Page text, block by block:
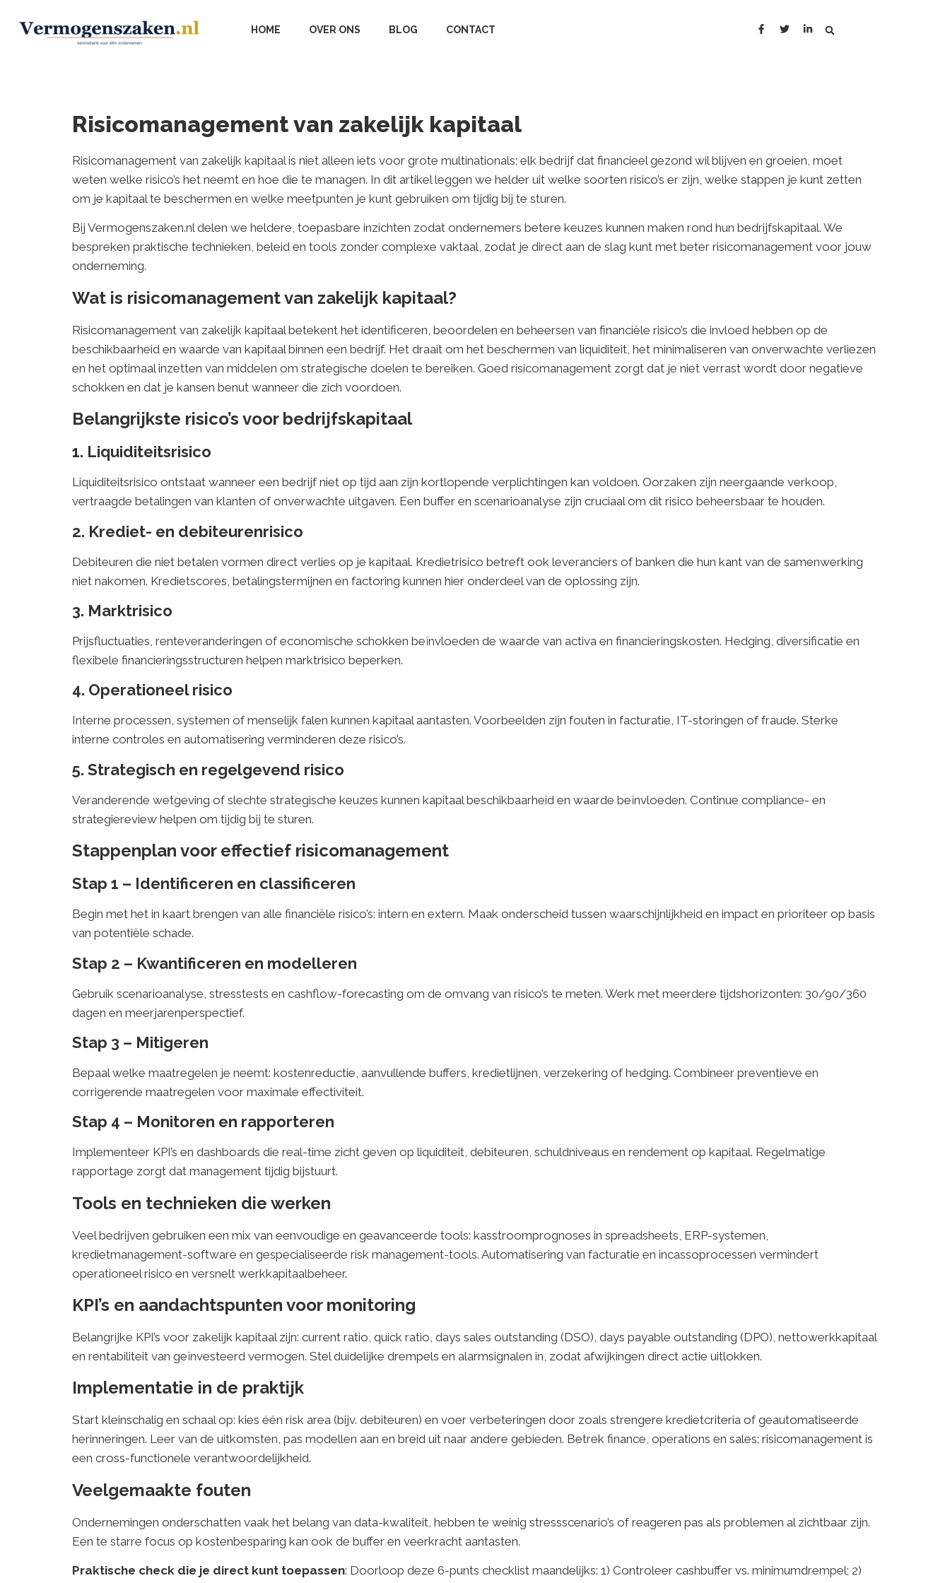
HOME OVER ONS BLOG CONTACT
Risicomanagement van zakelijk kapitaal
Risicomanagement van zakelijk kapitaal is niet alleen iets voor grote multinationals; elk bedrijf dat financieel gezond wil blijven en groeien, moet
weten welke risico’s het neemt en hoe die te managen. In dit artikel leggen we helder uit welke soorten risico’s er zijn, welke stappen je kunt zetten
om je kapitaal te beschermen en welke meetpunten je kunt gebruiken om tijdig bij te sturen.
Bij Vermogenszaken.nl delen we heldere, toepasbare inzichten zodat ondernemers betere keuzes kunnen maken rond hun bedrijfskapitaal. We
bespreken praktische technieken, beleid en tools zonder complexe vaktaal, zodat je direct aan de slag kunt met beter risicomanagement voor jouw
onderneming.
Wat is risicomanagement van zakelijk kapitaal?
Risicomanagement van zakelijk kapitaal betekent het identificeren, beoordelen en beheersen van financiële risico’s die invloed hebben op de
beschikbaarheid en waarde van kapitaal binnen een bedrijf. Het draait om het beschermen van liquiditeit, het minimaliseren van onverwachte verliezen
en het optimaal inzetten van middelen om strategische doelen te bereiken. Goed risicomanagement zorgt dat je niet verrast wordt door negatieve
schokken en dat je kansen benut wanneer die zich voordoen.
Belangrijkste risico’s voor bedrijfskapitaal
1. Liquiditeitsrisico
Liquiditeitsrisico ontstaat wanneer een bedrijf niet op tijd aan zijn kortlopende verplichtingen kan voldoen. Oorzaken zijn neergaande verkoop,
vertraagde betalingen van klanten of onverwachte uitgaven. Een buffer en scenarioanalyse zijn cruciaal om dit risico beheersbaar te houden.
2. Krediet- en debiteurenrisico
Debiteuren die niet betalen vormen direct verlies op je kapitaal. Kredietrisico betreft ook leveranciers of banken die hun kant van de samenwerking
niet nakomen. Kredietscores, betalingstermijnen en factoring kunnen hier onderdeel van de oplossing zijn.
3. Marktrisico
Prijsfluctuaties, renteveranderingen of economische schokken beïnvloeden de waarde van activa en financieringskosten. Hedging, diversificatie en
flexibele financieringsstructuren helpen marktrisico beperken.
4. Operationeel risico
Interne processen, systemen of menselijk falen kunnen kapitaal aantasten. Voorbeelden zijn fouten in facturatie, IT-storingen of fraude. Sterke
interne controles en automatisering verminderen deze risico’s.
5. Strategisch en regelgevend risico
Veranderende wetgeving of slechte strategische keuzes kunnen kapitaal beschikbaarheid en waarde beïnvloeden. Continue compliance- en
strategiereview helpen om tijdig bij te sturen.
Stappenplan voor effectief risicomanagement
Stap 1 – Identificeren en classificeren
Begin met het in kaart brengen van alle financiële risico’s: intern en extern. Maak onderscheid tussen waarschijnlijkheid en impact en prioriteer op basis
van potentiële schade.
Stap 2 – Kwantificeren en modelleren
Gebruik scenarioanalyse, stresstests en cashflow-forecasting om de omvang van risico’s te meten. Werk met meerdere tijdshorizonten: 30/90/360
dagen en meerjarenperspectief.
Stap 3 – Mitigeren
Bepaal welke maatregelen je neemt: kostenreductie, aanvullende buffers, kredietlijnen, verzekering of hedging. Combineer preventieve en
corrigerende maatregelen voor maximale effectiviteit.
Stap 4 – Monitoren en rapporteren
Implementeer KPI’s en dashboards die real-time zicht geven op liquiditeit, debiteuren, schuldniveaus en rendement op kapitaal. Regelmatige
rapportage zorgt dat management tijdig bijstuurt.
Tools en technieken die werken
Veel bedrijven gebruiken een mix van eenvoudige en geavanceerde tools: kasstroomprognoses in spreadsheets, ERP-systemen,
kredietmanagement-software en gespecialiseerde risk management-tools. Automatisering van facturatie en incassoprocessen vermindert
operationeel risico en versnelt werkkapitaalbeheer.
KPI’s en aandachtspunten voor monitoring
Belangrijke KPI’s voor zakelijk kapitaal zijn: current ratio, quick ratio, days sales outstanding (DSO), days payable outstanding (DPO), nettowerkkapitaal
en rentabiliteit van geïnvesteerd vermogen. Stel duidelijke drempels en alarmsignalen in, zodat afwijkingen direct actie uitlokken.
Implementatie in de praktijk
Start kleinschalig en schaal op: kies één risk area (bijv. debiteuren) en voer verbeteringen door zoals strengere kredietcriteria of geautomatiseerde
herinneringen. Leer van de uitkomsten, pas modellen aan en breid uit naar andere gebieden. Betrek finance, operations en sales: risicomanagement is
een cross-functionele verantwoordelijkheid.
Veelgemaakte fouten
Ondernemingen onderschatten vaak het belang van data-kwaliteit, hebben te weinig stressscenario’s of reageren pas als problemen al zichtbaar zijn.
Een te starre focus op kostenbesparing kan ook de buffer en veerkracht aantasten.
Praktische check die je direct kunt toepassen: Doorloop deze 6-punts checklist maandelijks: 1) Controleer cashbuffer vs. minimumdrempel; 2)